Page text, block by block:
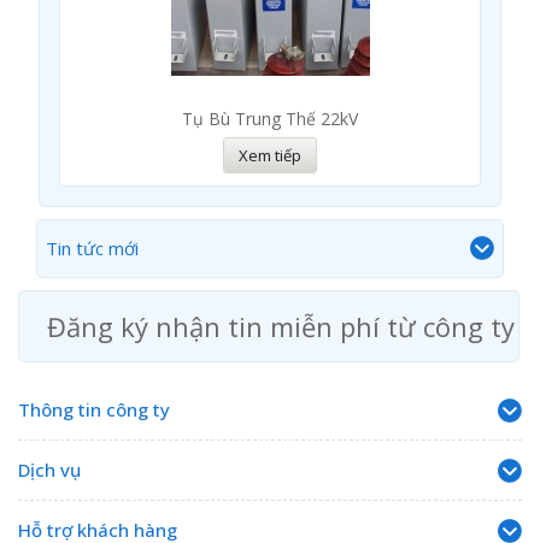
Tụ Bù Trung Thế 22kV
Xem tiếp
Tin tức mới
Đăng ký nhận tin miễn phí từ công ty
Thông tin công ty
Dịch vụ
Hỗ trợ khách hàng